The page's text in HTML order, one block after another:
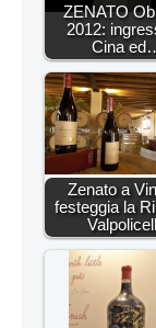
ZENATO
2012:
Cina
Zenato a
festeggia la